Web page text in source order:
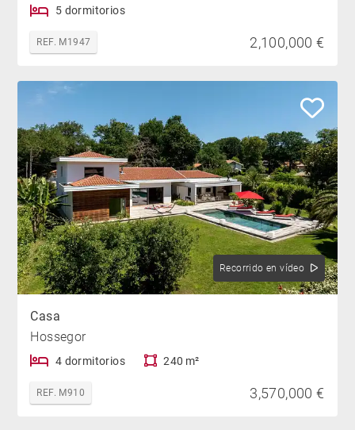
5 dormitorios
REF. M1947 2,100,000 €
Recorrido en vídeo
Casa
Hossegor
4 dormitorios 240 m²
REF. M910 3,570,000 €